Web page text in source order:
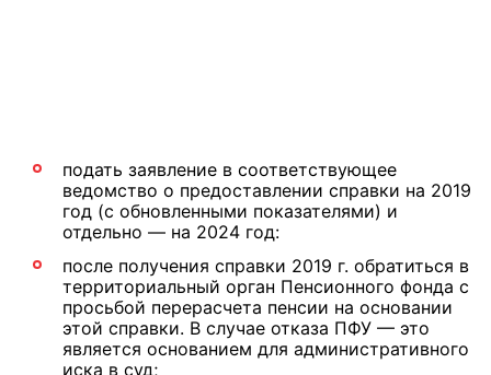
подать заявление в соответствующее
ведомство о предоставлении справки на 2019
год (с обновленными показателями) и
отдельно — на 2024 год:
после получения справки 2019 г. обратиться в
территориальный орган Пенсионного фонда с
просьбой перерасчета пенсии на основании
этой справки. В случае отказа ПФУ — это
является основанием для административного
иска в суд;